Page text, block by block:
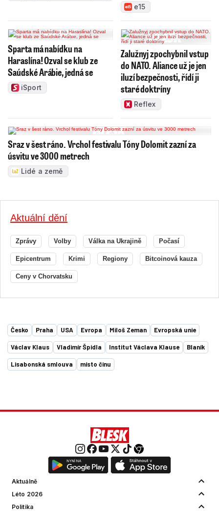
e15
Sparta má nabídku na
Haraslína! Ozval se klub ze
Saúdské Arábie, jedná se
iSport
Zalužnyj zpochybnil vstup
do NATO. Aliance už je jen
iluzí bezpečnosti, řídí ji
staré doktríny
Reflex
Sraz v šest ráno. Vrchol festivalu Tóny Dolomit zazní za
úsvitu ve 3000 metrech
Lidé a země
Aktuální dění
Zprávy Volby Válka na Ukrajině Počasí
Epicentrum Krimi Regiony Bitcoinová kauza
Ceny v Chorvatsku
Česko Praha USA Evropa Miloš Zeman Evropská unie
Václav Klaus Vladimír Špidla Institut Václava Klause Blaník
Lisabonská smlouva místo činu
Aktuálně
Léto 2026
Politika